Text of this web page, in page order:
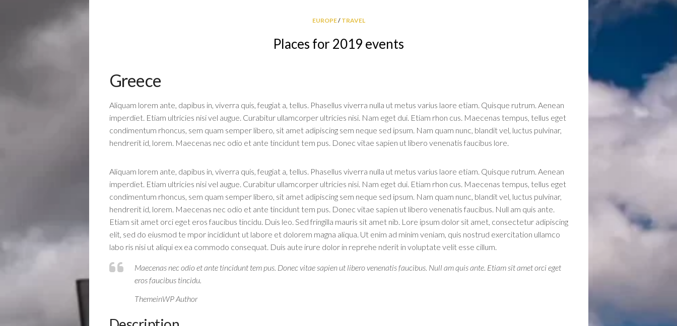
GOLFERS
SOUTHERN
PENINSULA
TPI
WOMEN’S
AUXILIARY
EUROPE/ TRAVEL
Places for 2019 events
Greece
Aliquam lorem ante, dapibus in, viverra quis, feugiat a, tellus. Phasellus viverra nulla ut metus varius laore etiam. Quisque rutrum. Aenean
imperdiet. Etiam ultricies nisi vel augue. Curabitur ullamcorper ultricies nisi. Nam eget dui. Etiam rhon cus. Maecenas tempus, tellus eget
condimentum rhoncus, sem quam semper libero, sit amet adipiscing sem neque sed ipsum. Nam quam nunc, blandit vel, luctus pulvinar,
hendrerit id, lorem. Maecenas nec odio et ante tincidunt tem pus. Donec vitae sapien ut libero venenatis faucibus lore.
Aliquam lorem ante, dapibus in, viverra quis, feugiat a, tellus. Phasellus viverra nulla ut metus varius laore etiam. Quisque rutrum. Aenean
imperdiet. Etiam ultricies nisi vel augue. Curabitur ullamcorper ultricies nisi. Nam eget dui. Etiam rhon cus. Maecenas tempus, tellus eget
condimentum rhoncus, sem quam semper libero, sit amet adipiscing sem neque sed ipsum. Nam quam nunc, blandit vel, luctus pulvinar,
hendrerit id, lorem. Maecenas nec odio et ante tincidunt tem pus. Donec vitae sapien ut libero venenatis faucibus. Null am quis ante.
Etiam sit amet orci eget eros faucibus tincidu. Duis leo. Sed fringilla mauris sit amet nib. Lore ipsum dolor sit amet, consectetur adipiscing
elit, sed do eiusmod te mpor incididunt ut labore et dolorem magna aliqua. Ut enim ad minim veniam, quis nostrud exercitation ullamco
labo ris nisi ut aliqui ex ea commodo consequat. Duis aute irure dolor in reprehe nderit in voluptate velit esse cillum.
Maecenas nec odio et ante tincidunt tem pus. Donec vitae sapien ut libero venenatis faucibus. Null am quis ante. Etiam sit amet orci eget
eros faucibus tincidu.
ThemeinWP Author